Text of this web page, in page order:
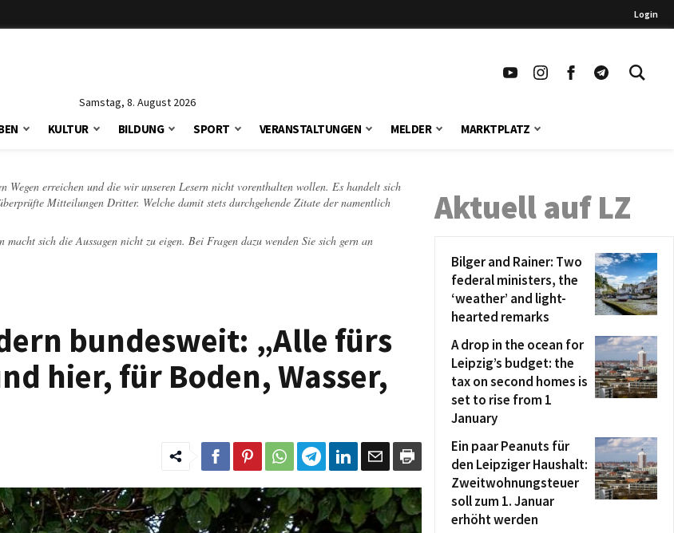
Login
Samstag, 8. August 2026
KULTUR BILDUNG SPORT VERANSTALTUNGEN MELDER MARKTPLATZ
erreichen und die wir unseren Lesern nicht vorenthalten wollen. Es handelt sich
Mitteilungen Dritter. Welche damit stets durchgehende Zitate der namentlich
sich die Aussagen nicht zu eigen. Bei Fragen dazu wenden Sie sich gern an
bundesweit: „Alle fürs
hier, für Boden, Wasser,
Aktuell auf LZ
Bilger and Rainer: Two
federal ministers, the
‘weather’ and light-
hearted remarks
A drop in the ocean for
Leipzig’s budget: the
tax on second homes is
set to rise from 1
January
Ein paar Peanuts für
den Leipziger Haushalt:
Zweitwohnungsteuer
soll zum 1. Januar
erhöht werden